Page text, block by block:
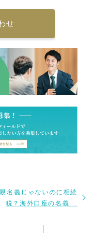
せ
親名義じゃないのに相続
税？海外口座の名義...